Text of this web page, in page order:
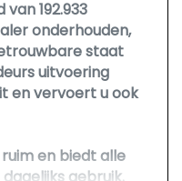
192.933
onderhouden,
staat
uitvoering
en vervoert u ook
en biedt alle